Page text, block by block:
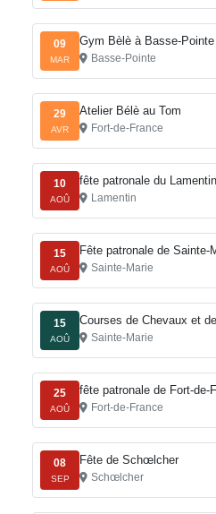
09
MAR
Gym Bèlè à Basse-
Basse-Pointe
29
AVR
Atelier Bélè au Tom
Fort-de-France
10
AOÛ
fête patronale du Lamentin
Lamentin
15
AOÛ
Fête patronale de Sainte-
Sainte-Marie
15
AOÛ
Courses de Chevaux et
Sainte-Marie
25
AOÛ
fête patronale de Fort-de-
Fort-de-France
08
SEP
Fête de Schœlcher
Schœlcher